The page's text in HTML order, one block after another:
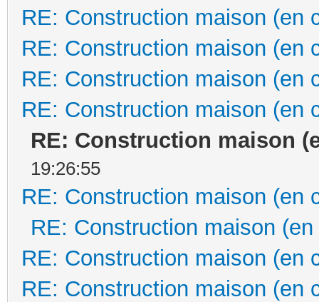
RE: Construction maison (en
RE: Construction maison (en
RE: Construction maison (en
RE: Construction maison (en
RE: Construction maison
19:26:55
RE: Construction maison (en
RE: Construction maison
RE: Construction maison (en
RE: Construction maison (en